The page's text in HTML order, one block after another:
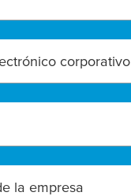
corporativo
la empresa